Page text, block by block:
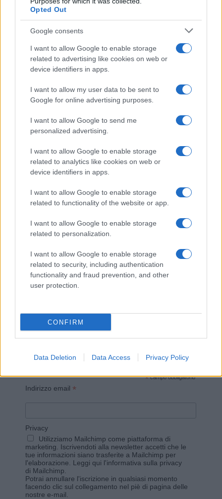
Opted Out
Google consents
I want to allow Google to enable storage
related to advertising like cookies on web or
device identifiers in apps.
I want to allow my user data to be sent to
Google for online advertising purposes.
I want to allow Google to send me
personalized advertising.
I want to allow Google to enable storage
related to analytics like cookies on web or
device identifiers in apps.
I want to allow Google to enable storage
related to functionality of the website or app.
I want to allow Google to enable storage
related to personalization.
I want to allow Google to enable storage
related to security, including authentication
functionality and fraud prevention, and other
user protection.
CONFIRM
Data Deletion Data Access Privacy Policy
Martina Agostina Diturco
I nostri cari
I nostri cari
Invia un Comunicato Stampa|Pubblicità
Vuoi rimanere sempre aggiornato?
Iscriviti alla newsletter di Gallura Oggi e ricevi le nostre
email periodiche contenenti le ultime notizie pubblicate
*campo obbligatorio
Indirizzo email *
Privacy
Utilizziamo Mailchimp come piattaforma di
marketing. Iscrivendoti alla newsletter accetti che le
tue informazioni siano trasferite a Mailchimp per
l'elaborazione. Leggi qui l'informativa sulla privacy
di Mailchimp
Potrai annullare l'iscrizione in qualsiasi momento
facendo clic sul collegamento nel piè di pagina delle
nostre e-mail.